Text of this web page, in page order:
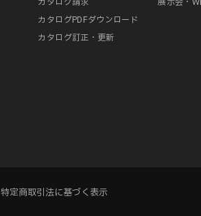
カタログPDFダウンロード
カタログ訂正・更新
特定商取引法に基づく表示